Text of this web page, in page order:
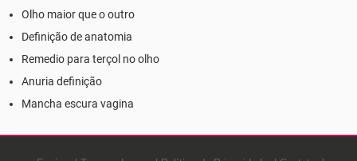
Olho maior que o outro
Definição de anatomia
Remedio para terçol no olho
Anuria definição
Mancha escura vagina